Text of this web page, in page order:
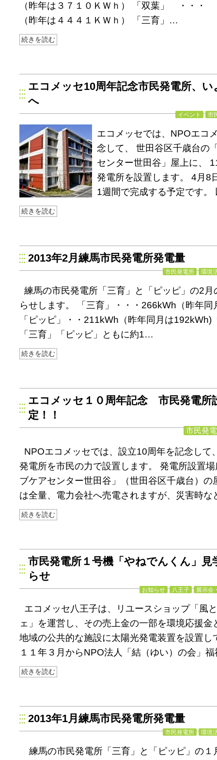
（昨年は３７１０ＫＷｈ） 「双葉」 ・・・
（昨年は４４４１ＫＷｈ） 「三育」…
続きを読む
エコメッセ10周年記念市民発電所、
へ
イベント 市
エコメッセでは、NPOエコ
念して、 世田谷区千歳台の
センター世田谷」屋上に、
発電所を設置します。 4月8
1週間で完成する予定です
続きを読む
2013年2月練馬市民発電所発電量
市民発電所 環境
練馬の市民発電所「三育」と「ピッピ」の2月
らせします。 「三育」・・・266kWh（昨年同
「ピッピ」・・211kWh（昨年同月は192kWh)
「三育」「ピッピ」ともに約1…
続きを読む
エコメッセ１０周年記念 市民発電所
定！！
市民発
NPOエコメッセでは、設立10周年を記念して
発電所を市民の力で設置します。 発電所設置
ブケアセンター世田谷」（世田谷区千歳台）の
は全量、電力会社へ売電されますが、災害時
続きを読む
市民発電所１号機「やねでんくん」見
らせ
お知らせ 八王子 展示会
エコメッセ八王子は、リユースショップ「風
ェ」を運営し、その売上金の一部を環境応援金
地域の公共的な施設に太陽光発電装置を設置し
１１年３月からNPO法人「結（ゆい）の会」
続きを読む
2013年1月練馬市民発電所発電量
市民発電所 環境
練馬の市民発電所「三育」と「ピッピ」の１